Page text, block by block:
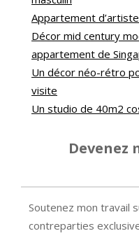
Appartement
Décor mid century
appartement de
Un décor néo-rétro
visite
Un studio de 40m2
Devenez
Soutenez mon travail
contreparties